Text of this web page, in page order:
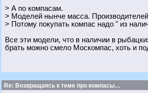
> А по компасам.
> Моделей нынче масса.
> Потому покупать компас надо " из
Все эти модели, что в наличии в
брать можно смело Москомпас, хоть и
Re: Возвращаясь к теме про компасы…